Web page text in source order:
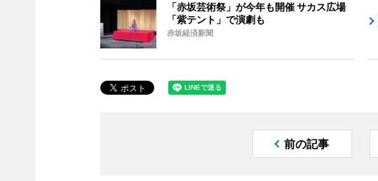
「赤坂芸術祭」が今年も開催 サカス広場
「紫テント」で演劇も
赤坂経済新聞
前の記事